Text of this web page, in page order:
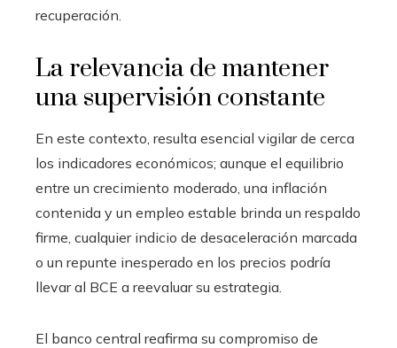
recuperación.
La relevancia de mantener
una supervisión constante
En este contexto, resulta esencial vigilar de cerca
los indicadores económicos; aunque el equilibrio
entre un crecimiento moderado, una inflación
contenida y un empleo estable brinda un respaldo
firme, cualquier indicio de desaceleración marcada
o un repunte inesperado en los precios podría
llevar al BCE a reevaluar su estrategia.
El banco central reafirma su compromiso de